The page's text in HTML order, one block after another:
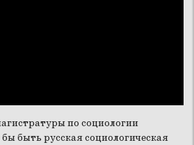
по социологии
быть русская социологическая